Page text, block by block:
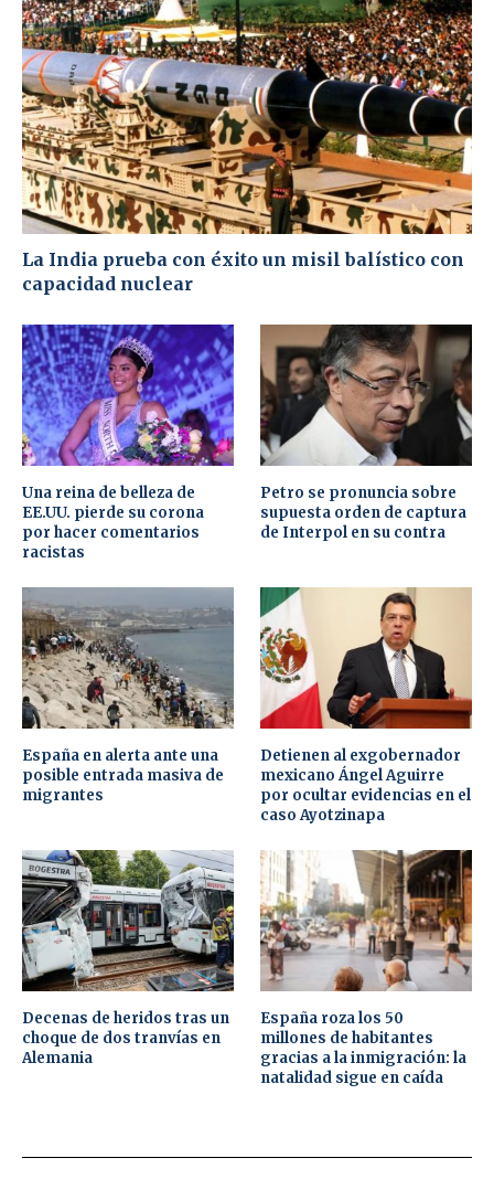
La India prueba con éxito un misil balístico con
capacidad nuclear
Una reina de belleza de
EE.UU. pierde su corona
por hacer comentarios
racistas
Petro se pronuncia sobre
supuesta orden de captura
de Interpol en su contra
España en alerta ante una
posible entrada masiva de
migrantes
Detienen al exgobernador
mexicano Ángel Aguirre
por ocultar evidencias en el
caso Ayotzinapa
Decenas de heridos tras un
choque de dos tranvías en
Alemania
España roza los 50
millones de habitantes
gracias a la inmigración: la
natalidad sigue en caída